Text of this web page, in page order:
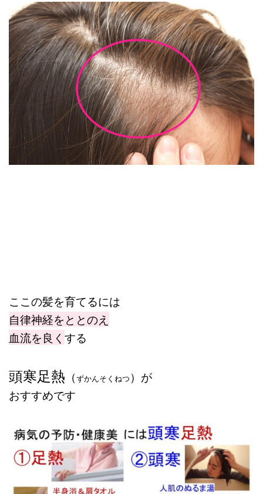
ここの髪を育てるには
自律神経をととのえ
血流を良く する
頭寒足熱 （ずかんそくねつ ）が
おすすめです